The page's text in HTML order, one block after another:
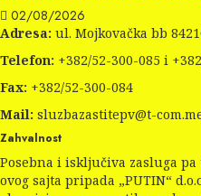
02/08/2026
Adresa: ul. Mojkovačka bb
Telefon: +382/52-300-085 i
Fax: +382/52-300-084
Mail: sluzbazastitepv@t-
Zahvalnost
Posebna i isključiva zasluga
ovog sajta pripada „PUTIN“